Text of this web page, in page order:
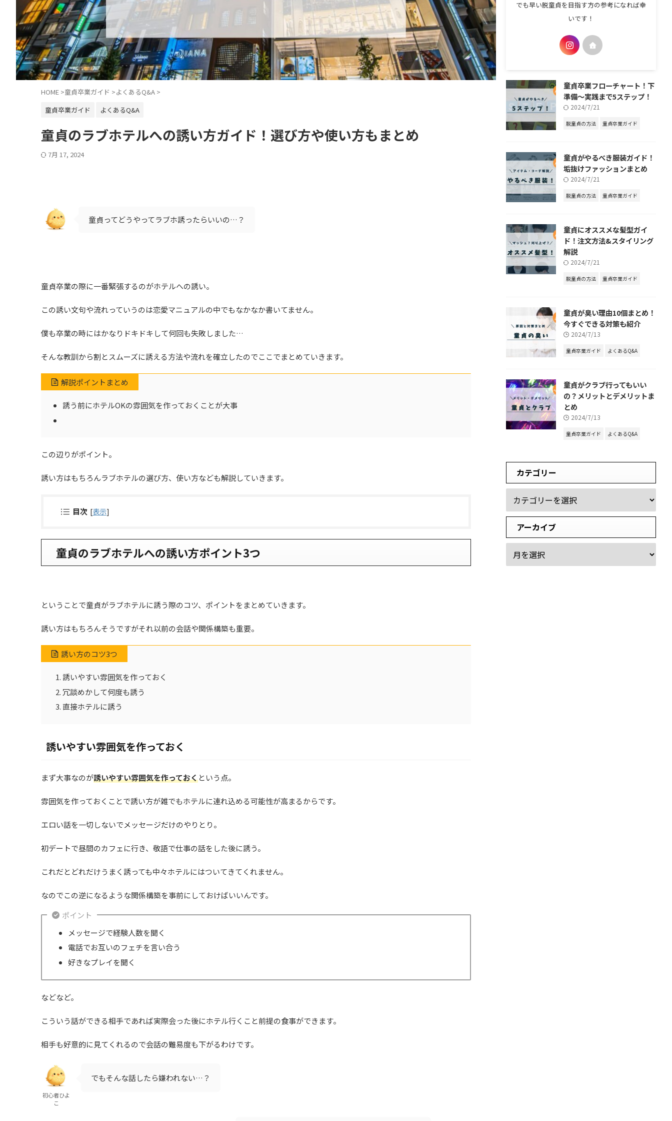
HOME >童貞卒業ガイド >よくあるQ&A >
童貞卒業ガイド
よくあるQ&A
童貞のラブホテルへの誘い方ガイド！選び方や使い方もまとめ
7月 17, 2024
童貞ってどうやってラブホ誘ったらいいの…？
童貞卒業の際に一番緊張するのがホテルへの誘い。
この誘い文句や流れっていうのは恋愛マニュアルの中でもなかなか書いてません。
僕も卒業の時にはかなりドキドキして何回も失敗しました…
そんな教訓から割とスムーズに誘える方法や流れを確立したのでここでまとめていきます。
解説ポイントまとめ
誘う前にホテルOKの雰囲気を作っておくことが大事
この辺りがポイント。
誘い方はもちろんラブホテルの選び方、使い方なども解説していきます。
目次 [表示]
童貞のラブホテルへの誘い方ポイント3つ
ということで童貞がラブホテルに誘う際のコツ、ポイントをまとめていきます。
誘い方はもちろんそうですがそれ以前の会話や関係構築も重要。
誘い方のコツ3つ
誘いやすい雰囲気を作っておく
冗談めかして何度も誘う
直接ホテルに誘う
誘いやすい雰囲気を作っておく
まず大事なのが誘いやすい雰囲気を作っておくという点。
雰囲気を作っておくことで誘い方が雑でもホテルに連れ込める可能性が高まるからです。
エロい話を一切しないでメッセージだけのやりとり。
初デートで昼間のカフェに行き、敬語で仕事の話をした後に誘う。
これだとどれだけうまく誘っても中々ホテルにはついてきてくれません。
なのでこの逆になるような関係構築を事前にしておけばいいんです。
ポイント
メッセージで経験人数を聞く
電話でお互いのフェチを言い合う
好きなプレイを聞く
などなど。
こういう話ができる相手であれば実際会った後にホテル行くこと前提の食事ができます。
相手も好意的に見てくれるので会話の難易度も下がるわけです。
初心者ひよ
こ
でもそんな話したら嫌われない…？
でも早い脱童貞を目指す方の参考になれば幸
いです！
童貞卒業フローチャート！下
準備～実践まで5ステップ！
2024/7/21
脱童貞の方法 童貞卒業ガイド
童貞がやるべき服装ガイド！
垢抜けファッションまとめ
2024/7/21
脱童貞の方法 童貞卒業ガイド
童貞にオススメな髪型ガイ
ド！注文方法&スタイリング
解説
2024/7/21
脱童貞の方法 童貞卒業ガイド
童貞が臭い理由10個まとめ！
今すぐできる対策も紹介
2024/7/13
童貞卒業ガイド よくあるQ&A
童貞がクラブ行ってもいい
の？メリットとデメリットま
とめ
2024/7/13
童貞卒業ガイド よくあるQ&A
カテゴリー
アーカイブ